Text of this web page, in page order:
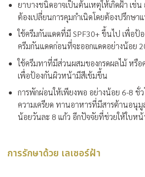
ยาบางชนิดอาจเป็นต้นเหตุให้เกิดฝ้า เช่น
ต้องเปลี่ยนการคุมกำเนิดโดยต้องปรึกษ
ใช้ครีมกันแดดที่มี SPF30+ ขึ้นไป เพื่อป้
ครีมกันแดดก่อนที่จะออกแดดอย่างน้อย
ใช้ครีมทาที่มีส่วนผสมของกรดผลไม้ หรื
เพื่อป้องกันผิวหน้ามีสีเข้มขึ้น
การพักผ่อนให้เพียงพอ อย่างน้อย 6-8 ชั่ว
ความเครียด ทานอาหารที่มีสารต้านอนุมู
น้อยวันละ 8 แก้ว อีกปัจจัยที่ช่วยให้ใบหน้
การรักษาด้วย เลเซอร์ฝ้า